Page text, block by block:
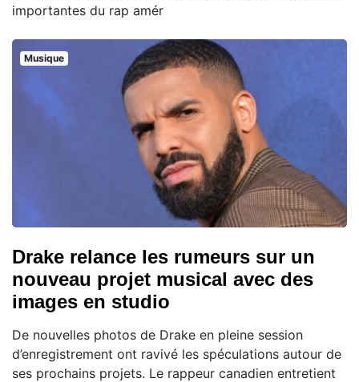
importantes du rap amér
Musique
Drake relance les rumeurs sur un
nouveau projet musical avec des
images en studio
De nouvelles photos de Drake en pleine session
d’enregistrement ont ravivé les spéculations autour de
ses prochains projets. Le rappeur canadien entretient